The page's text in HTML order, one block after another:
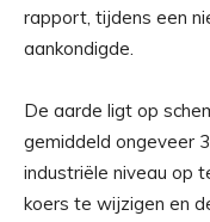
rapport, tijdens een
aankondigde.
De aarde ligt op
gemiddeld ongeveer
industriële niveau op
koers te wijzigen en